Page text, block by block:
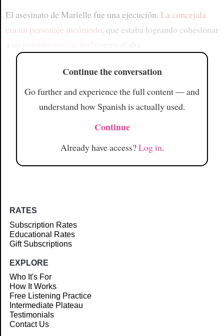
El asesinato de Marielle fue una ejecución. La concejala
era un personaje incómodo, que estaba logrando cohesionar
Continue the conversation
Go further and experience the full content — and
understand how Spanish is actually used.
Continue
Already have access?Log in.
RATES
Subscription Rates
Educational Rates
Gift Subscriptions
EXPLORE
Who It's For
How It Works
Free Listening Practice
Intermediate Plateau
Testimonials
Contact Us